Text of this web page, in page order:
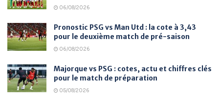
06/08/2026
Pronostic PSG vs Man Utd : la cote à 3,43
pour le deuxième match de pré-saison
06/08/2026
Majorque vs PSG : cotes, actu et chiffres clés
pour le match de préparation
05/08/2026